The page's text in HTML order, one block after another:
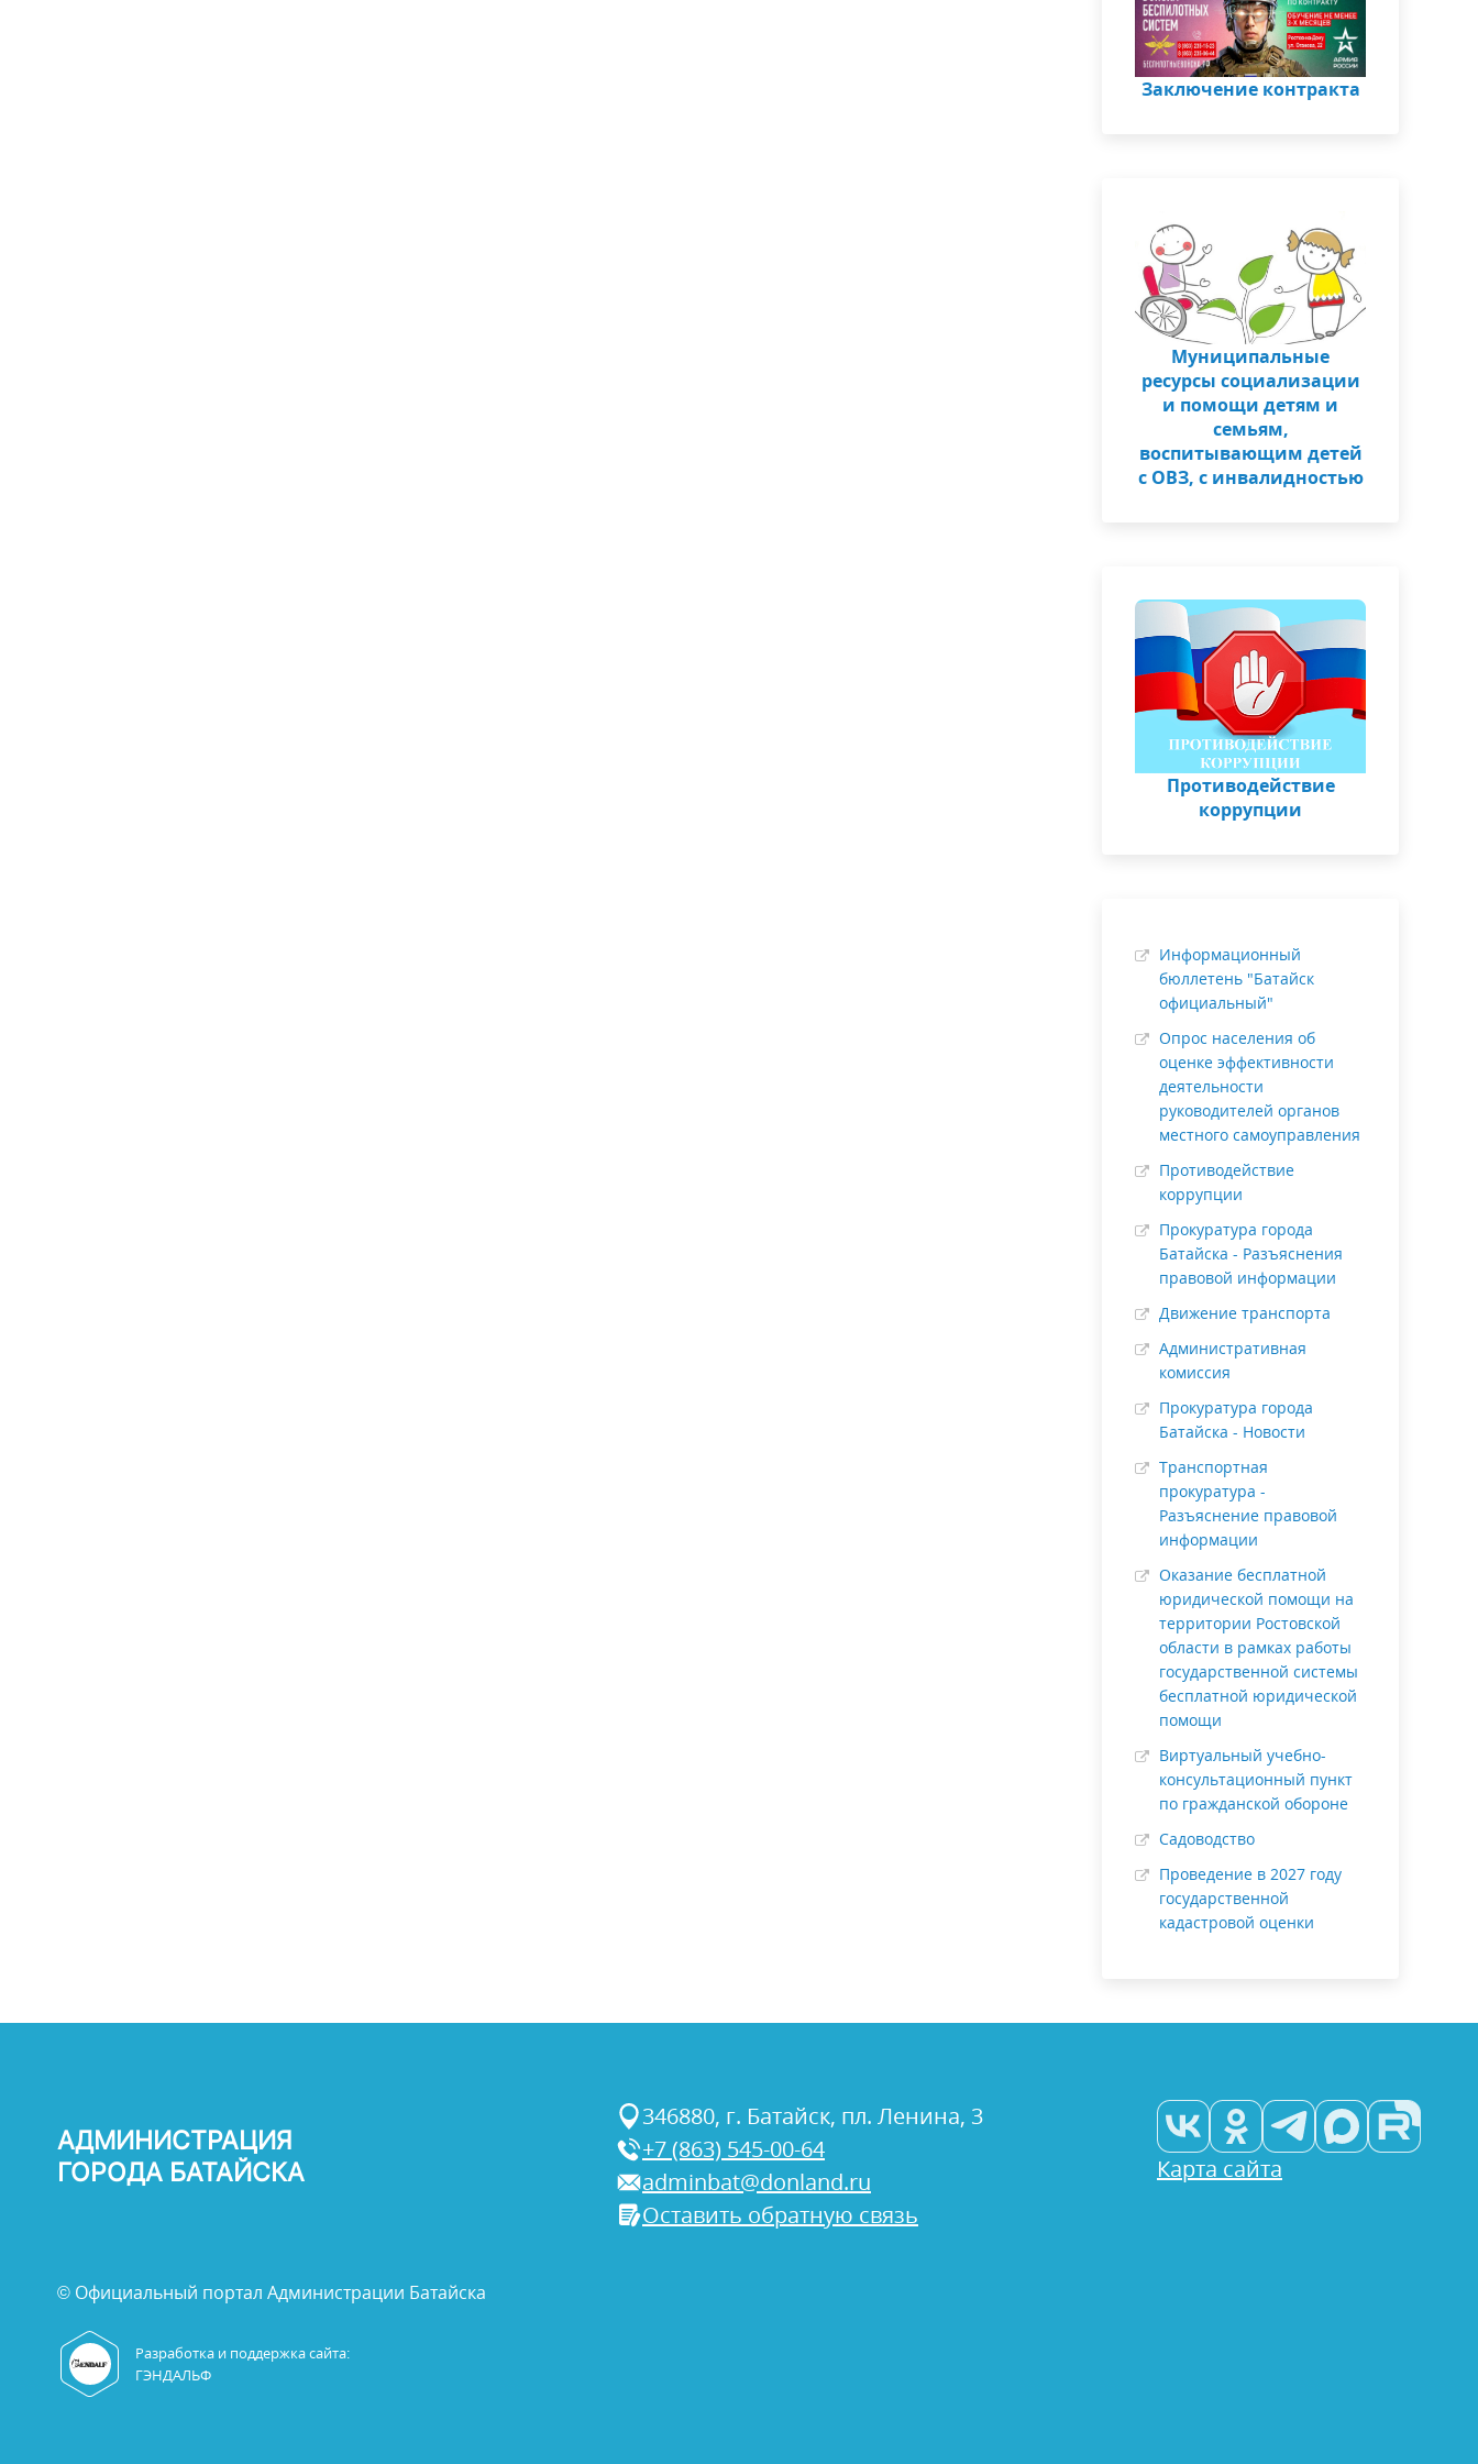
Заключение контракта
Муниципальные
ресурсы социализации
и помощи детям и
семьям,
воспитывающим детей
с ОВЗ, с инвалидностью
Противодействие
коррупции
Информационный
бюллетень "Батайск
официальный"
Опрос населения об
оценке эффективности
деятельности
руководителей органов
местного самоуправления
Противодействие
коррупции
Прокуратура города
Батайска - Разъяснения
правовой информации
Движение транспорта
Административная
комиссия
Прокуратура города
Батайска - Новости
Транспортная
прокуратура -
Разъяснение правовой
информации
Оказание бесплатной
юридической помощи на
территории Ростовской
области в рамках работы
государственной системы
бесплатной юридической
помощи
Виртуальный учебно-
консультационный пункт
по гражданской обороне
Садоводство
Проведение в 2027 году
государственной
кадастровой оценки
АДМИНИСТРАЦИЯ
ГОРОДА БАТАЙСКА
346880, г. Батайск, пл. Ленина, 3
+7 (863) 545-00-64
adminbat@donland.ru
Оставить обратную связь
Карта сайта
© Официальный портал Администрации Батайска
Разработка и поддержка сайта:
ГЭНДАЛЬФ